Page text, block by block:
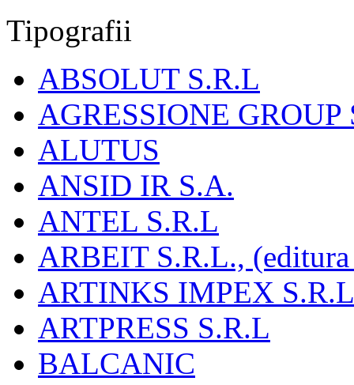
Tipografii
ABSOLUT S.R.L
AGRESSIONE GROUP
ALUTUS
ANSID IR S.A.
ANTEL S.R.L
ARBEIT S.R.L.,
ARTINKS IMPEX
ARTPRESS S.R.L
BALCANIC